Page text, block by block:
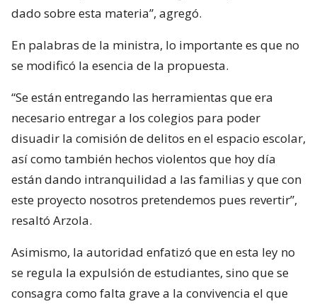
dado sobre esta materia”, agregó.
En palabras de la ministra, lo importante es que no
se modificó la esencia de la propuesta.
“Se están entregando las herramientas que era
necesario entregar a los colegios para poder
disuadir la comisión de delitos en el espacio escolar,
así como también hechos violentos que hoy día
están dando intranquilidad a las familias y que con
este proyecto nosotros pretendemos pues revertir”,
resaltó Arzola.
Asimismo, la autoridad enfatizó que en esta ley no
se regula la expulsión de estudiantes, sino que se
consagra como falta grave a la convivencia el que